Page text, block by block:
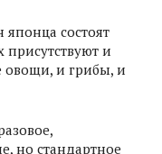
японца состоят
и
овощи, и грибы, и
но стандартное